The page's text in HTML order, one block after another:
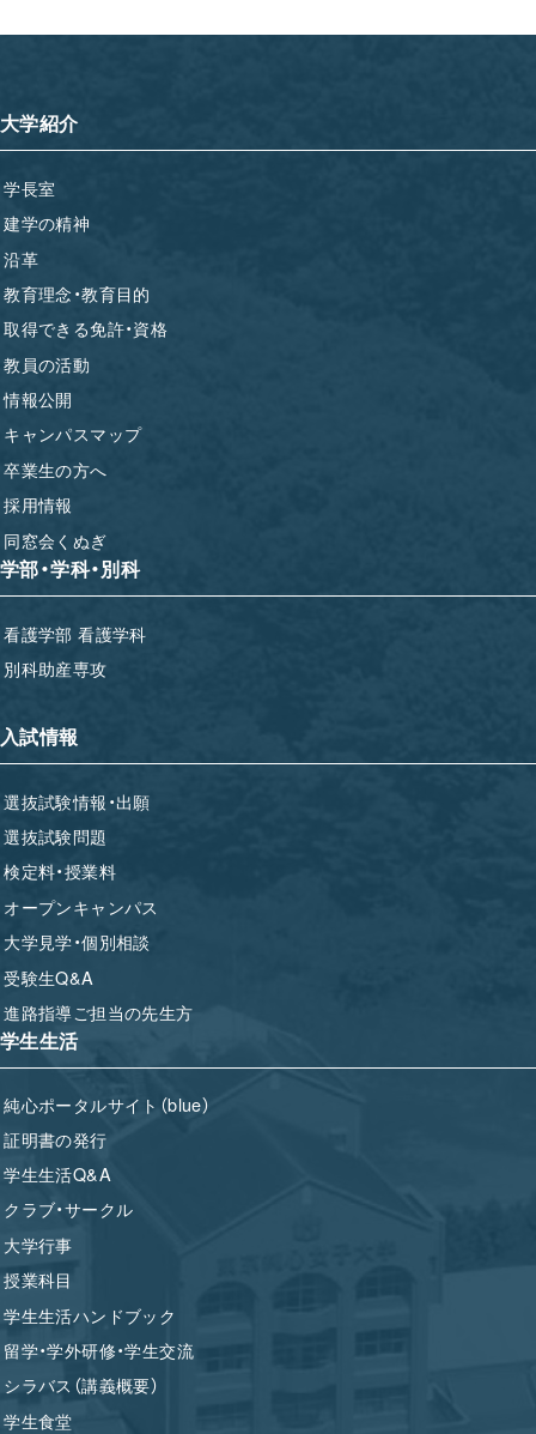
大学紹介
学長室
建学の精神
沿革
教育理念・教育目的
取得できる免許・資格
教員の活動
情報公開
キャンパスマップ
卒業生の方へ
採用情報
同窓会くぬぎ
学部・学科・別科
看護学部 看護学科
別科助産専攻
入試情報
選抜試験情報・出願
選抜試験問題
検定料・授業料
オープンキャンパス
大学見学・個別相談
受験生Q&A
進路指導ご担当の先生方
学生生活
純心ポータルサイト（blue）
証明書の発行
学生生活Q&A
クラブ・サークル
大学行事
授業科目
学生生活ハンドブック
留学・学外研修・学生交流
シラバス（講義概要）
学生食堂